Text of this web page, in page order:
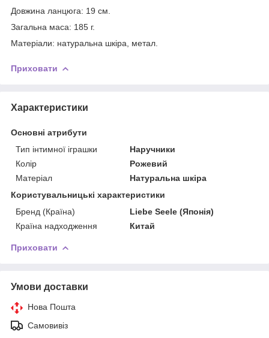
Довжина ланцюга: 19 см.
Загальна маса: 185 г.
Матеріали: натуральна шкіра, метал.
Приховати
Характеристики
Основні атрибути
Тип інтимної іграшки
Наручники
Колір
Рожевий
Матеріал
Натуральна шкіра
Користувальницькі характеристики
Бренд (Країна)
Liebe Seele (Японія)
Країна надходження
Китай
Приховати
Умови доставки
Нова Пошта
Самовивіз